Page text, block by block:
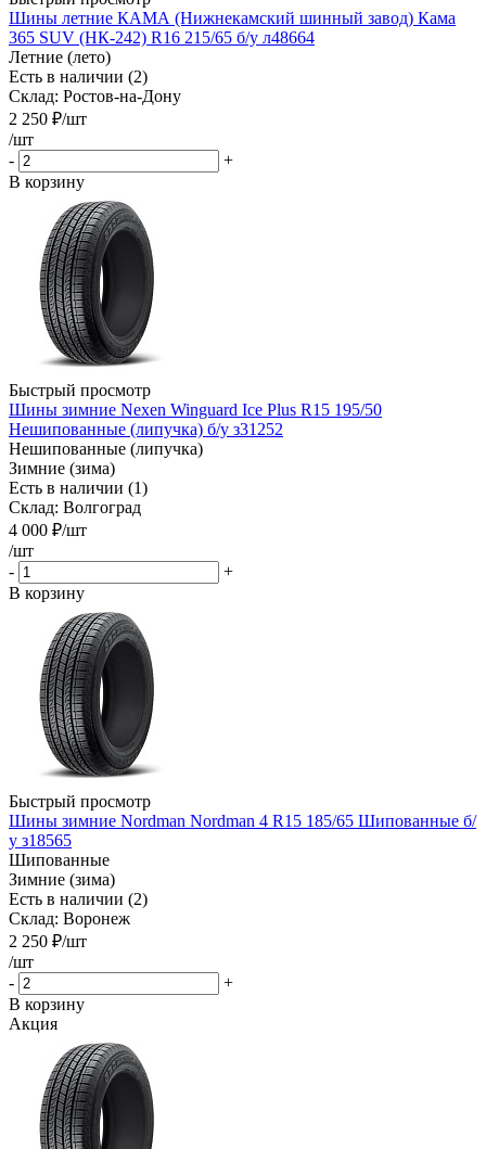
Шины летние КАМА (Нижнекамский шинный завод) Кама
365 SUV (НК-242) R16 215/65 б/у л48664
Летние (лето)
Есть в наличии (2)
Склад: Ростов-на-Дону
2 250 ₽/шт
/шт
-
+
В корзину
Быстрый просмотр
Шины зимние Nexen Winguard Ice Plus R15 195/50
Нешипованные (липучка) б/у з31252
Нешипованные (липучка)
Зимние (зима)
Есть в наличии (1)
Склад: Волгоград
4 000 ₽/шт
/шт
-
+
В корзину
Быстрый просмотр
Шины зимние Nordman Nordman 4 R15 185/65 Шипованные б/
у з18565
Шипованные
Зимние (зима)
Есть в наличии (2)
Склад: Воронеж
2 250 ₽/шт
/шт
-
+
В корзину
Акция